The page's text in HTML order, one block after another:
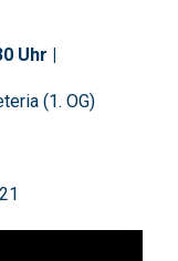
Uhr |
(1. OG)